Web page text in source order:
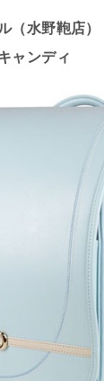
（水野鞄店）
ャンディ